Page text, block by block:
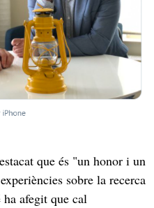
que és "un honor i un
sobre la recerca
afegit que cal